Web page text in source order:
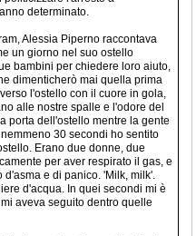
determinato.
Alessia Piperno raccontava
un giorno nel suo ostello
bambini per chiedere loro aiuto,
dimenticherò mai quella prima
l'ostello con il cuore in gola,
alle nostre spalle e l'odore del
porta dell'ostello mentre la gente
30 secondi ho sentito
Erano due donne, due
per aver respirato il gas, e
d'asma e di panico. 'Milk, milk'.
d'acqua. In quei secondi mi è
aveva seguito dentro quelle